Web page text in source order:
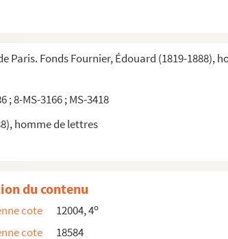
Paris. Fonds Fournier, Édouard (1819-1888),
; 8-MS-3166 ; MS-3418
homme de lettres
du contenu
cote 12004, 4o
cote
18584